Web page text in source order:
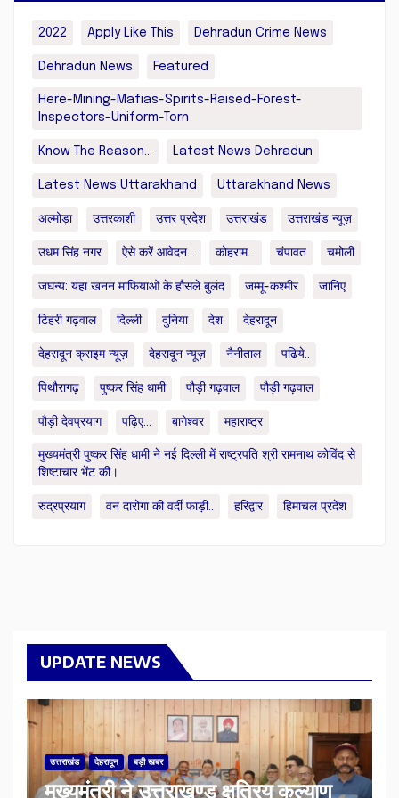
2022 Apply Like This Dehradun Crime News
Dehradun News Featured
Here-Mining-Mafias-Spirits-Raised-Forest-
Inspectors-Uniform-Torn
Know The Reason... Latest News Dehradun
Latest News Uttarakhand Uttarakhand News
अल्मोड़ा उत्तरकाशी उत्तर प्रदेश उत्तराखंड उत्तराखंड न्यूज़
उधम सिंह नगर ऐसे करें आवेदन... कोहराम... चंपावत चमोली
जघन्य: यंहा खनन माफियाओं के हौसले बुलंद जम्मू-कश्मीर जानिए
टिहरी गढ़वाल दिल्ली दुनिया देश देहरादून
देहरादून क्राइम न्यूज़ देहरादून न्यूज़ नैनीताल पढिये..
पिथौरागढ़ पुष्कर सिंह धामी पौड़ी गढ़वाल पौड़ी गढ़वाल
पौड़ी देवप्रयाग पढ़िए... बागेश्वर महाराष्ट्र
मुख्यमंत्री पुष्कर सिंह धामी ने नई दिल्ली में राष्ट्रपति श्री रामनाथ कोविंद से
शिष्टाचार भेंट की।
रुद्रप्रयाग वन दारोगा की वर्दी फाड़ी.. हरिद्वार हिमाचल प्रदेश
UPDATE NEWS
उत्तराखंड देहरादून बड़ी खबर
मुख्यमंत्री ने उत्तराखण्ड क्षत्रिय कल्याण